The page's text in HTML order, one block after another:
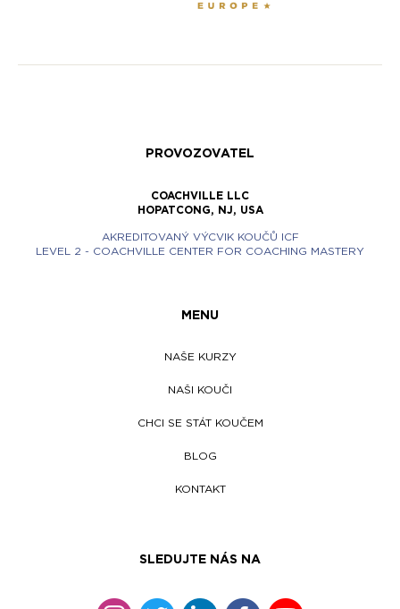
PROVOZOVATEL
COACHVILLE LLC
HOPATCONG, NJ, USA
AKREDITOVANÝ VÝCVIK KOUČŮ ICF
LEVEL 2 - COACHVILLE CENTER FOR COACHING MASTERY
MENU
NAŠE KURZY
NAŠI KOUČI
CHCI SE STÁT KOUČEM
BLOG
KONTAKT
SLEDUJTE NÁS NA